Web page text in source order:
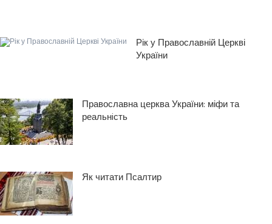
Рік у Православній Церкві
України
Православна церква України: міфи та
реальнiсть
Як читати Псалтир